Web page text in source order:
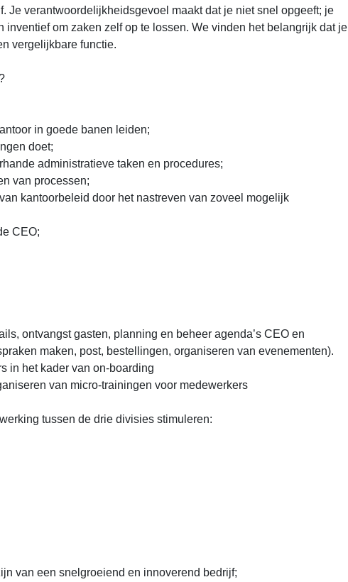
Je verantwoordelijkheidsgevoel maakt dat je niet snel opgeeft; je
inventief om zaken zelf op te lossen. We vinden het belangrijk dat je
vergelijkbare functie.
in goede banen leiden;
doet;
administratieve taken en procedures;
van processen;
kantoorbeleid door het nastreven van zoveel mogelijk
CEO;
ontvangst gasten, planning en beheer agenda’s CEO en
maken, post, bestellingen, organiseren van evenementen).
in het kader van on-boarding
van micro-trainingen voor medewerkers
tussen de drie divisies stimuleren:
van een snelgroeiend en innoverend bedrijf;